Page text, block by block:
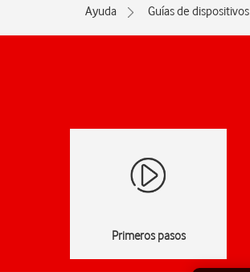
Ayuda Guías de dispositivos
Primeros pasos